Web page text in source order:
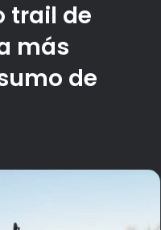
trail de
más
de